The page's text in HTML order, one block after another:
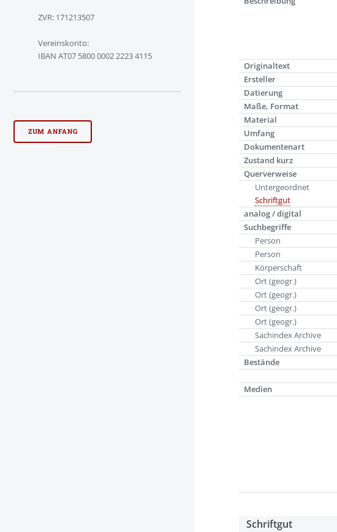
Originaltext
Ersteller
Datierung
Maße, Format
Material
Umfang
Dokumentenart
Zustand kurz
Querverweise
Untergeordnet
Schriftgut
analog / digital
Suchbegriffe
Person
Person
Körperschaft
Ort (geogr.)
Ort (geogr.)
Ort (geogr.)
Ort (geogr.)
Sachindex Archive
Sachindex Archive
Bestände
Medien
Schriftgut
ZVR: 171213507
Vereinskonto:
IBAN AT07 5800 0002 2223 4115
ZUM ANFANG